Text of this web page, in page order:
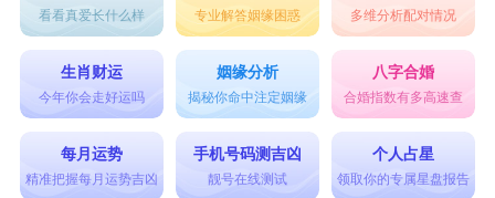
看看真爱长什么样 专业解答姻缘困惑 多维分析配对情况
生肖财运
今年你会走好运吗
姻缘分析
揭秘你命中注定姻缘
八字合婚
合婚指数有多高速查
每月运势
精准把握每月运势吉凶
手机号码测吉凶
靓号在线测试
个人占星
领取你的专属星盘报告